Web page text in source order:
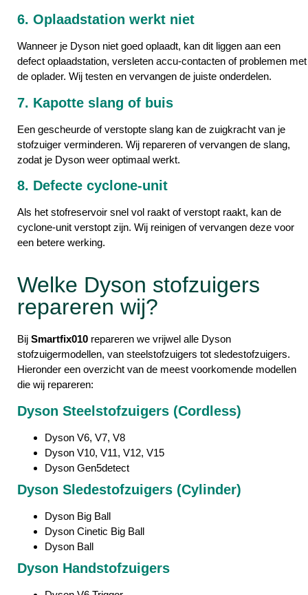
6. Oplaadstation werkt niet
Wanneer je Dyson niet goed oplaadt, kan dit liggen aan een
defect oplaadstation, versleten accu-contacten of problemen met
de oplader. Wij testen en vervangen de juiste onderdelen.
7. Kapotte slang of buis
Een gescheurde of verstopte slang kan de zuigkracht van je
stofzuiger verminderen. Wij repareren of vervangen de slang,
zodat je Dyson weer optimaal werkt.
8. Defecte cyclone-unit
Als het stofreservoir snel vol raakt of verstopt raakt, kan de
cyclone-unit verstopt zijn. Wij reinigen of vervangen deze voor
een betere werking.
Welke Dyson stofzuigers
repareren wij?
Bij Smartfix010 repareren we vrijwel alle Dyson
stofzuigermodellen, van steelstofzuigers tot sledestofzuigers.
Hieronder een overzicht van de meest voorkomende modellen
die wij repareren:
Dyson Steelstofzuigers (Cordless)
Dyson V6, V7, V8
Dyson V10, V11, V12, V15
Dyson Gen5detect
Dyson Sledestofzuigers (Cylinder)
Dyson Big Ball
Dyson Cinetic Big Ball
Dyson Ball
Dyson Handstofzuigers